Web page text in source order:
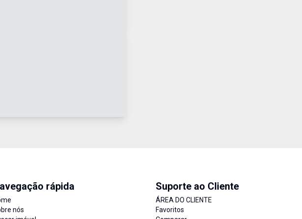
rápida
nós
Suporte ao Cliente
ÁREA DO CLIENTE
Favoritos